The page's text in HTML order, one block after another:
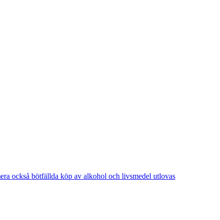
också bötfällda köp av alkohol och livsmedel utlovas